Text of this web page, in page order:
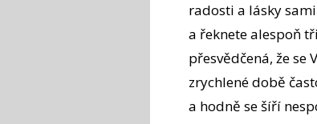
radosti a lásky
a řeknete alespoň
přesvědčená, že
zrychlené době
a hodně se šíří